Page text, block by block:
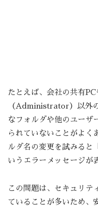
たとえば、会社の共有
（Administrator）以外
なフォルダや他のユーザ
られていないことがよく
ルダ名の変更を試みると「
いうエラーメッセージが
この問題は、セキュリテ
ていることが多いため、